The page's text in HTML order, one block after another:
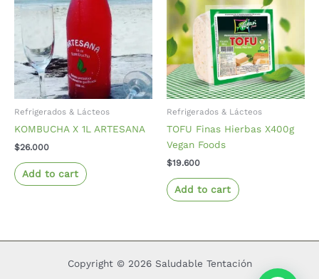
Refrigerados & Lácteos
KOMBUCHA X 1L ARTESANA
$26.000
Add to cart
Refrigerados & Lácteos
TOFU Finas Hierbas X400g
Vegan Foods
$19.600
Add to cart
Copyright © 2026 Saludable Tentación